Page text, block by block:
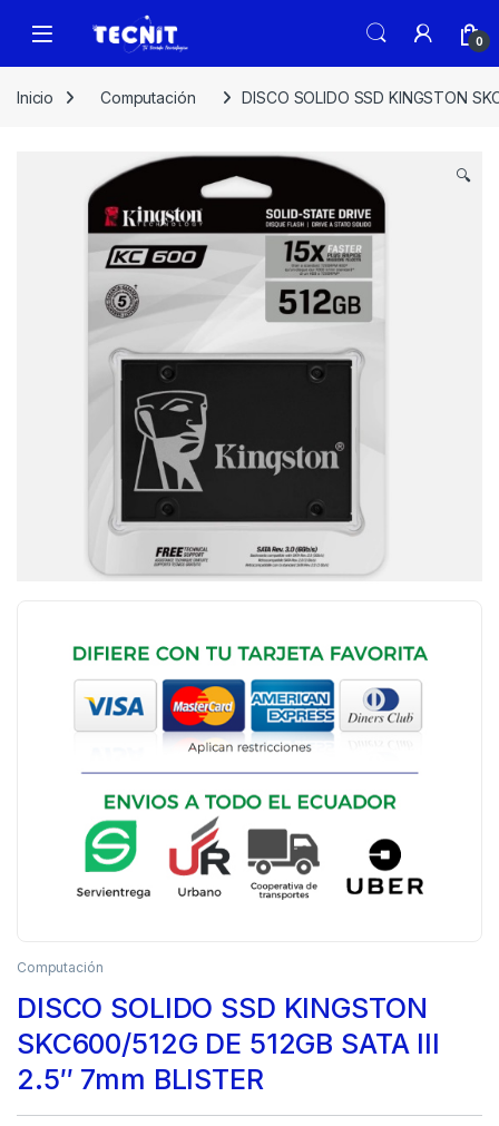
0
Inicio Computación DISCO SOLIDO SSD KINGSTON
🔍
Computación
DISCO SOLIDO SSD KINGSTON
SKC600/512G DE 512GB SATA III
2.5″ 7mm BLISTER